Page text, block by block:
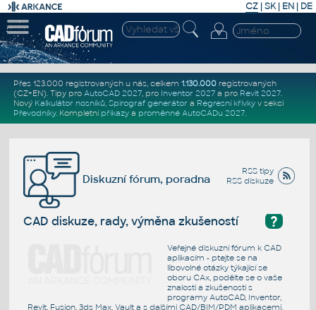
CZ | SK| EN | DE
Přes 123.000 registrovaných u nás, celkem 1.130.000registrovaných
(CZ+EN). Tipy pro AutoCAD 2027, pro Inventor 2027a pro Revit 2027.
Nový Kalkulátor nosníků, Spirograf generátor a Regresní křivkyv sekci
Převodníky. Kompletní příkazya proměnné AutoCADu 2027.
RSS tipy
RSS diskuze
Diskuzní fórum, poradna
?
CAD diskuze, rady, výměna zkušeností
Veřejné diskuzní fórum k CAD
aplikacím - ptejte se na
libovolné otázky týkající se
oboru CAx, podělte se o vaše
znalosti a zkušenosti s
programy AutoCAD, Inventor,
Revit, Fusion, 3ds Max, Vault a s dalšími CAD/BIM/PDM aplikacemi.